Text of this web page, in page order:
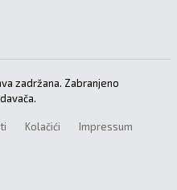
zadržana. Zabranjeno
Kolačići Impressum